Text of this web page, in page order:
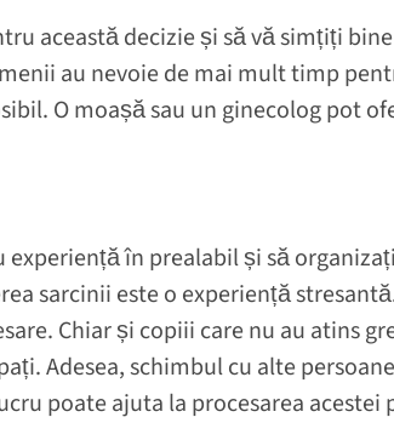
această decizie și să vă simțiți
au nevoie de mai mult timp
O moașă sau un ginecolog pot
în prealabil și să
sarcinii este o experiență
Chiar și copiii care nu au atins
Adesea, schimbul cu alte
poate ajuta la procesarea acestei